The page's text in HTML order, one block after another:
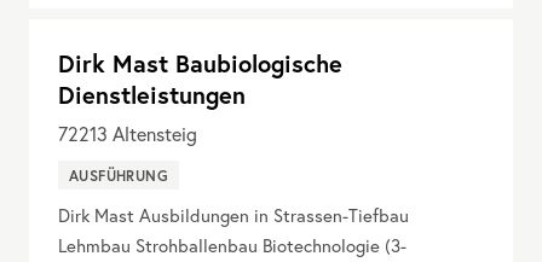
Dirk Mast Baubiologische
Dienstleistungen
72213 Altensteig
AUSFÜHRUNG
Dirk Mast Ausbildungen in Strassen-Tiefbau
Lehmbau Strohballenbau Biotechnologie (3-